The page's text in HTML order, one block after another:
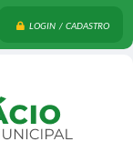
LOGIN / CADASTRO